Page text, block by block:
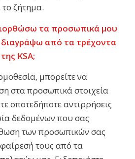
ζήτημα.
τα προσωπικά μου
διαγράψω από τα τρέχοντα
KSA;
μπορείτε να
στα προσωπικά στοιχεία
οποτεδήποτε αντιρρήσεις
δεδομένων που σας
των προσωπικών σας
τους από τα